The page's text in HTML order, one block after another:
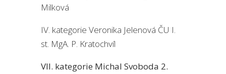
Milková
IV. kategorie Veronika Jelenová ČU I.
st. MgA. P. Kratochvíl
VII. kategorie Michal Svoboda 2.